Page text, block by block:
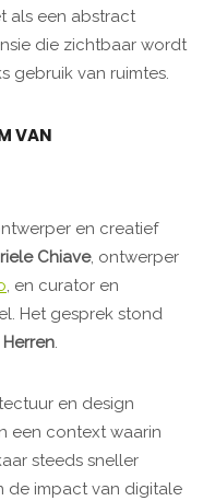
als een abstract
die zichtbaar wordt
gebruik van ruimtes.
VAN
en creatief
Chiave, ontwerper
, en curator en
Het gesprek stond
.
en design
een context waarin
steeds sneller
de impact van digitale